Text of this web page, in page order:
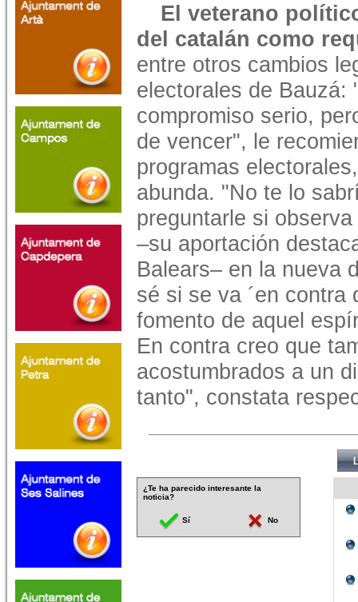
El veterano
del catalán como
entre otros cambios
electorales de Bauzá:
compromiso serio,
de vencer", le
programas
abunda. "No te lo
preguntarle si
–su aportación
Balears– en la nueva
sé si se va ´en contra
fomento de aquel
En contra creo que
acostumbrados a un
tanto", constata
¿Te ha parecido interesante la
noticia?
Sí No